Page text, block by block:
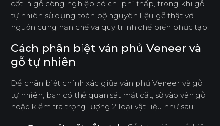
cốt là gỗ công nghiệp có chi phí thấp, trong khi gỗ
tự nhiên sử dụng toàn bộ nguyên liệu gỗ thật với
nguồn cung hạn chế và quy trình chế biến phức tạp.
Cách phân biệt ván phủ Veneer và
gỗ tự nhiên
Để phân biệt chính xác giữa ván phủ Veneer và gỗ
tự nhiên, bạn có thể quan sát mặt cắt, sờ vào vân gỗ
hoặc kiểm tra trọng lượng 2 loại vật liệu như sau: